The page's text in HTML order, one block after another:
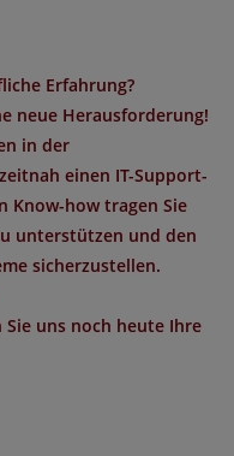
Erfahrung?
neue Herausforderung!
in der
einen IT-Support-
Know-how tragen Sie
unterstützen und den
sicherzustellen.
uns noch heute Ihre